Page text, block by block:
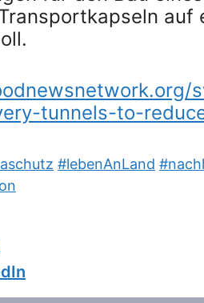
tunnels-to-
#lebenAnLand